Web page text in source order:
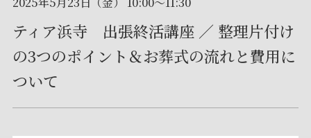
ティア浜寺 出張終活講座 ／ 整理片付け
の3つのポイント＆お葬式の流れと費用に
ついて